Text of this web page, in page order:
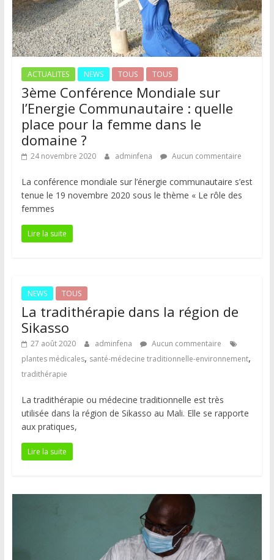
ACTUALITES NEWS TOUS TOUS
3ème Conférence Mondiale sur
l’Energie Communautaire : quelle
place pour la femme dans le
domaine ?
24 novembre 2020 adminfena Aucun commentaire
La conférence mondiale sur l’énergie communautaire s’est
tenue le 19 novembre 2020 sous le thème « Le rôle des
femmes
Lire la suite
NEWS TOUS
La tradithérapie dans la région de
Sikasso
27 août 2020 adminfena
Aucun commentaire
plantes médicales, santé-médecine traditionnelle-environnement,
tradithérapie
La tradithérapie ou médecine traditionnelle est très
utilisée dans la région de Sikasso au Mali. Elle se rapporte
aux pratiques,
Lire la suite